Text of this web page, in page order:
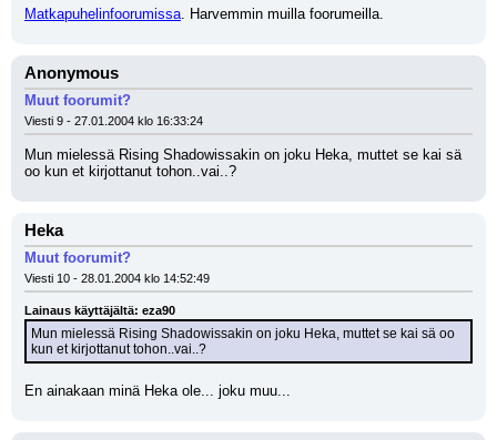
Matkapuhelinfoorumissa. Harvemmin muilla foorumeilla.
Anonymous
Muut foorumit?
Viesti 9 - 27.01.2004 klo 16:33:24
Mun mielessä Rising Shadowissakin on joku Heka, muttet se kai sä
oo kun et kirjottanut tohon..vai..?
Heka
Muut foorumit?
Viesti 10 - 28.01.2004 klo 14:52:49
Lainaus käyttäjältä: eza90
Mun mielessä Rising Shadowissakin on joku Heka, muttet se kai sä oo
kun et kirjottanut tohon..vai..?
En ainakaan minä Heka ole... joku muu...